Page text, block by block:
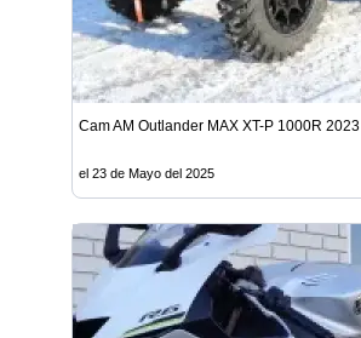
Cam AM Outlander MAX XT-P 1000R 2023
el 23 de Mayo del 2025